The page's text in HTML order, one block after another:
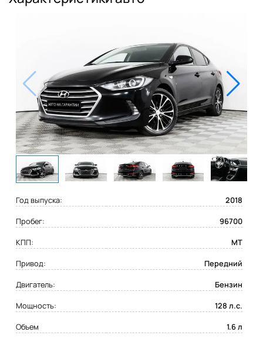
Год выпуска:
2018
Пробег:
96700
КПП:
MT
Привод:
Передний
Двигатель:
Бензин
Мощность:
128 л.с.
Объем
1.6 л